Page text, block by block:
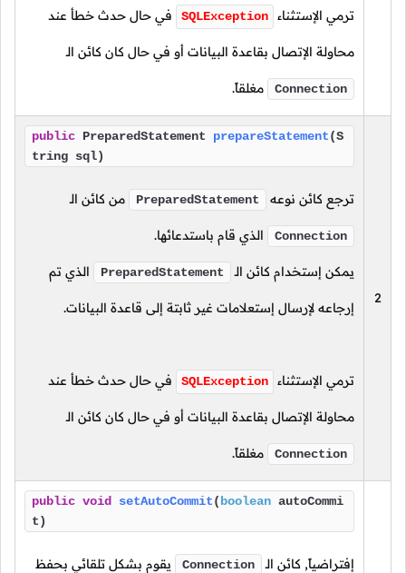
ترمي الإستثناء SQLException في حال حدث خطأ عند
محاولة الإتصال بقاعدة البيانات أو في حال كان كائن الـ
Connection مغلقاً.
2
public PreparedStatement prepareStatement(S
tring sql)
ترجع كائن نوعه PreparedStatement من كائن الـ
Connection الذي قام باستدعائها.
يمكن إستخدام كائن الـ PreparedStatement الذي تم
إرجاعه لإرسال إستعلامات غير ثابتة إلى قاعدة البيانات.
ترمي الإستثناء SQLException في حال حدث خطأ عند
محاولة الإتصال بقاعدة البيانات أو في حال كان كائن الـ
Connection مغلقاً.
public void setAutoCommit( boolean autoCommi
t)
إفتراضياً, كائن الـ Connection يقوم بشكل تلقائي بحفظ